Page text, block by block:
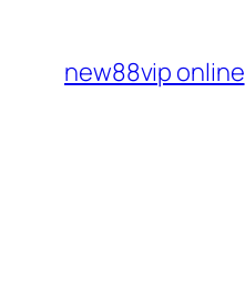
содержимому
new88vip online